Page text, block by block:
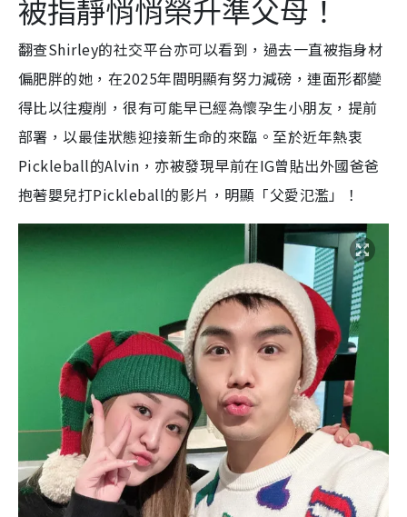
偏肥胖的她，在2025年間明顯有努力減磅，連面形都變
得比以往瘦削，很有可能早已經為懷孕生小朋友，提前
部署，以最佳狀態迎接新生命的來臨。至於近年熱衷
Pickleball的Alvin，亦被發現早前在IG曾貼出外國爸爸
抱著嬰兒打Pickleball的影片，明顯「父愛氾濫」！